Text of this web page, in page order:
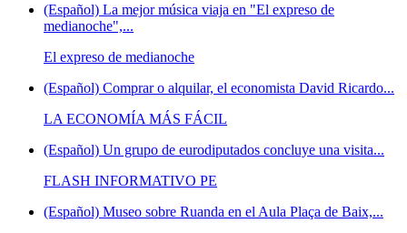
(Español) La mejor música viaja en "El expreso de
medianoche",...
El expreso de medianoche
(Español) Comprar o alquilar, el economista David Ricardo...
LA ECONOMÍA MÁS FÁCIL
(Español) Un grupo de eurodiputados concluye una visita...
FLASH INFORMATIVO PE
(Español) Museo sobre Ruanda en el Aula Plaça de Baix,...